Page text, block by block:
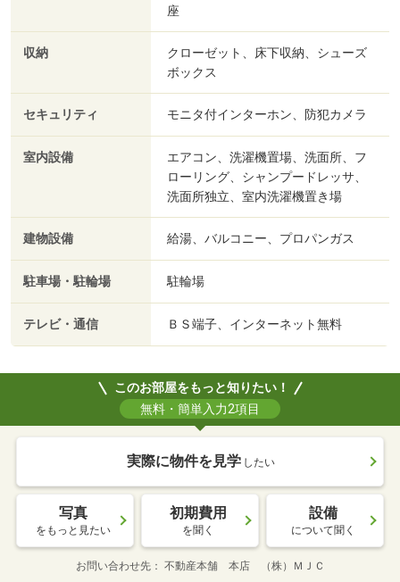
座
収納
クローゼット、床下収納、シューズ
ボックス
セキュリティ モニタ付インターホン、防犯カメラ
室内設備
エアコン、洗濯機置場、洗面所、フ
ローリング、シャンプードレッサ、
洗面所独立、室内洗濯機置き場
建物設備 給湯、バルコニー、プロパンガス
駐車場・駐輪場 駐輪場
テレビ・通信 ＢＳ端子、インターネット無料
このお部屋をもっと知りたい！
無料・簡単入力2項目
実際に物件を見学 したい
写真
をもっと見たい
初期費用
を聞く
設備
について聞く
お問い合わせ先 不動産本舗 本店 （株）ＭＪＣ